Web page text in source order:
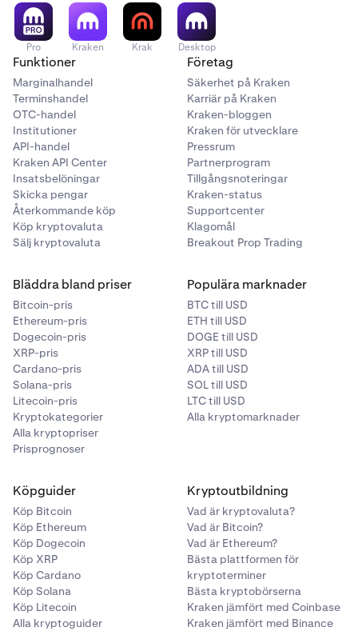
Pro Kraken Krak Desktop
Funktioner
Marginalhandel
Terminshandel
OTC-handel
Institutioner
API-handel
Kraken API Center
Insatsbelöningar
Skicka pengar
Återkommande köp
Köp kryptovaluta
Sälj kryptovaluta
Företag
Säkerhet på Kraken
Karriär på Kraken
Kraken-bloggen
Kraken för utvecklare
Pressrum
Partnerprogram
Tillgångsnoteringar
Kraken-status
Supportcenter
Klagomål
Breakout Prop Trading
Bläddra bland priser
Bitcoin-pris
Ethereum-pris
Dogecoin-pris
XRP-pris
Cardano-pris
Solana-pris
Litecoin-pris
Kryptokategorier
Alla kryptopriser
Prisprognoser
Populära marknader
BTC till USD
ETH till USD
DOGE till USD
XRP till USD
ADA till USD
SOL till USD
LTC till USD
Alla kryptomarknader
Köpguider
Köp Bitcoin
Köp Ethereum
Köp Dogecoin
Köp XRP
Köp Cardano
Köp Solana
Köp Litecoin
Alla kryptoguider
Kryptoutbildning
Vad är kryptovaluta?
Vad är Bitcoin?
Vad är Ethereum?
Bästa plattformen för
kryptoterminer
Bästa kryptobörserna
Kraken jämfört med Coinbase
Kraken jämfört med Binance